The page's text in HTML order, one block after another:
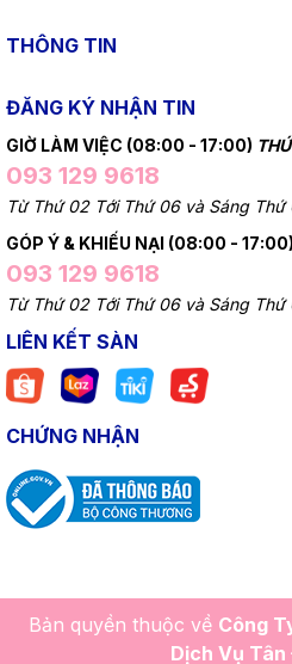
THÔNG TIN
ĐĂNG KÝ NHẬN TIN
GIỜ LÀM VIỆC (08:00 - 17:00)
093 129 9618
Từ Thứ 02 Tới Thứ 06 và Sáng
GÓP Ý & KHIẾU NẠI (08:00 - 17:00)
093 129 9618
Từ Thứ 02 Tới Thứ 06 và Sáng
LIÊN KẾT SÀN
CHỨNG NHẬN
Bản quyền thuộc về Công
Dịch Vụ Tân